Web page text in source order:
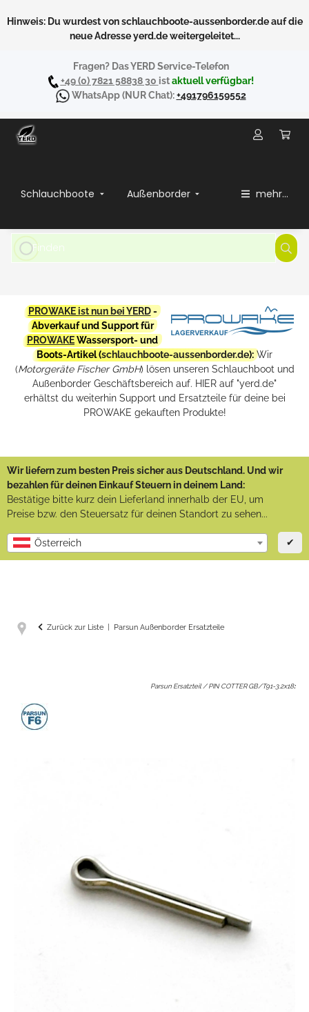
Hinweis: Du wurdest von schlauchboote-aussenborder.de auf die
neue Adresse yerd.de weitergeleitet...
Fragen? Das YERD Service-Telefon
+49 (0) 7821 58838 30 istaktuell verfügbar!
WhatsApp(NUR Chat):+491796159552
Schlauchboote Außenborder mehr...
PROWAKE ist nun bei YERD-
Abverkauf und Support für
PROWAKEWassersport- und
Boots-Artikel (schlauchboote-aussenborder.de): Wir
(Motorgeräte Fischer GmbH) lösen unseren Schlauchboot und
Außenborder Geschäftsbereich auf. HIER auf "yerd.de"
erhältst du weiterhin Support und Ersatzteile für deine bei
PROWAKE gekauften Produkte!
Wir liefern zum besten Preis sicher aus Deutschland. Und wir
bezahlen für deinen Einkauf Steuern in deinem Land:
Bestätige bitte kurz dein Lieferland innerhalb der EU, um
Preise bzw. den Steuersatz für deinen Standort zu sehen...
Österreich ✔
Zurück zur Liste Parsun Außenborder Ersatzteile
Parsun Ersatzteil / PIN COTTER GB/T91-3.2x18: